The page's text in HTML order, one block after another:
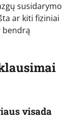
susidarymo
ar kiti fiziniai
bendrą
visada